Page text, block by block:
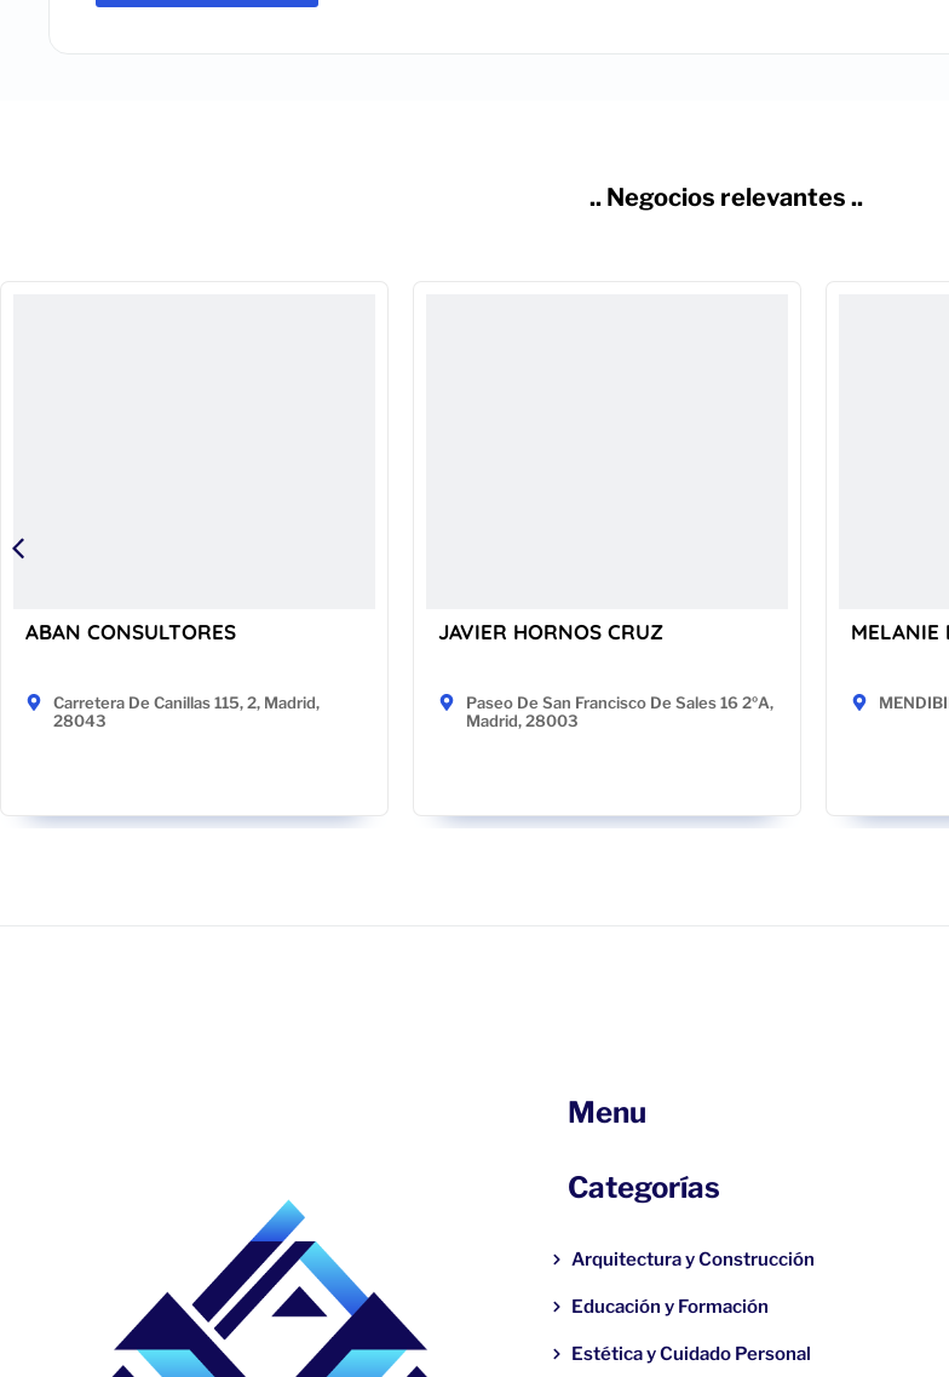
.. Negocios relevantes ..
ABAN CONSULTORES
Carretera De Canillas 115, 2, Madrid,
28043
JAVIER HORNOS CRUZ
Paseo De San Francisco De Sales 16 2ºA,
Madrid, 28003
MELANIE
Menu
Categorías
Arquitectura y Construcción
Educación y Formación
Estética y Cuidado Personal